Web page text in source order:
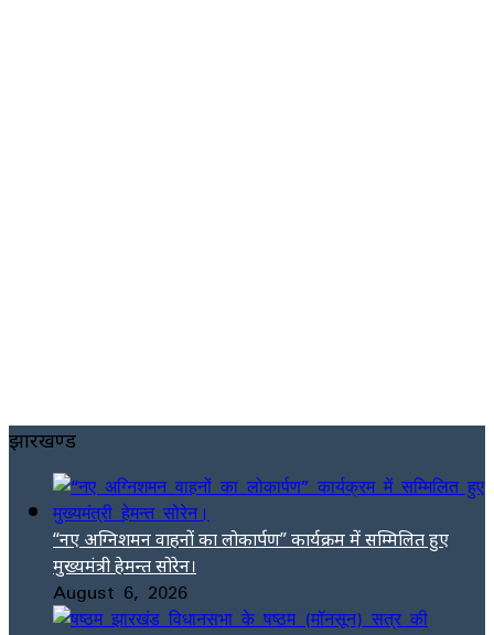
झारखण्ड
“नए अग्निशमन वाहनों का लोकार्पण” कार्यक्रम में सम्मिलित हुए
मुख्यमंत्री हेमन्त सोरेन।
August 6, 2026